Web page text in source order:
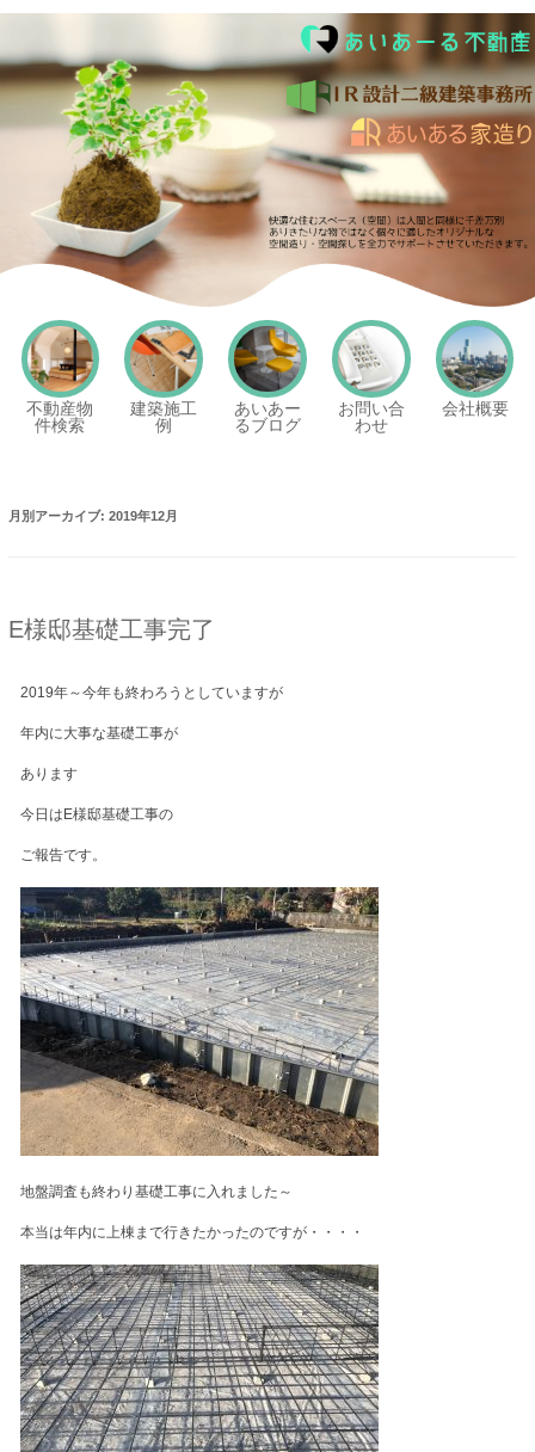
あいあーる不動産
不動産物
件検索
建築施工
例
あいあー
るブログ
お問い合
わせ
会社概要
月別アーカイブ: 2019年12月
E様邸基礎工事完了
2019年～今年も終わろうとしていますが
年内に大事な基礎工事が
あります
今日はE様邸基礎工事の
ご報告です。
地盤調査も終わり基礎工事に入れました～
本当は年内に上棟まで行きたかったのですが・・・・